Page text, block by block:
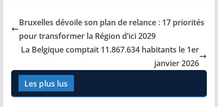
Bruxelles dévoile son plan de relance : 17 priorités
pour transformer la Région d’ici 2029
La Belgique comptait 11.867.634 habitants le 1er
janvier 2026
Les plus lus